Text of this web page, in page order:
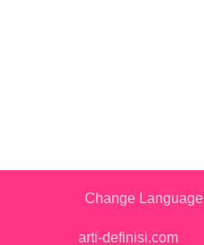
Change Language
arti-definisi.com